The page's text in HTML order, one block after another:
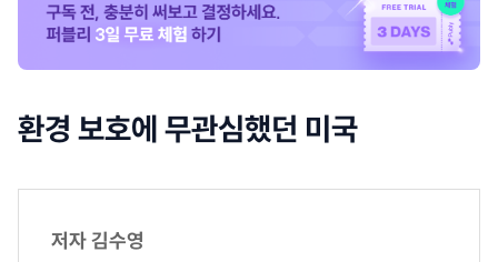
환경 보호에 무관심했던 미국
저자 김수영